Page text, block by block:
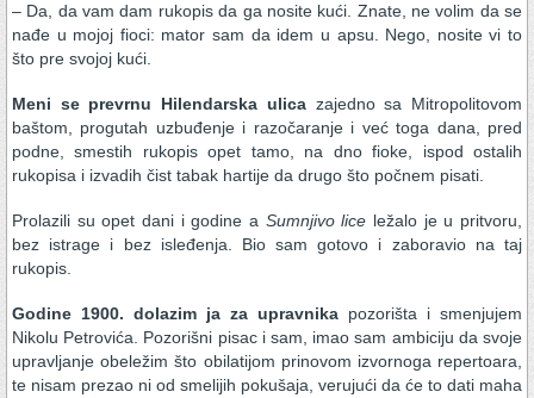
– Da, da vam dam rukopis da ga nosite kući. Znate, ne volim da se
nađe u mojoj fioci: mator sam da idem u apsu. Nego, nosite vi to
što pre svojoj kući.
Meni se prevrnu Hilendarska ulicazajedno sa Mitropolitovom
baštom, progutah uzbuđenje i razočaranje i već toga dana, pred
podne, smestih rukopis opet tamo, na dno fioke, ispod ostalih
rukopisa i izvadih čist tabak hartije da drugo što počnem pisati.
Prolazili su opet dani i godine a Sumnjivo lice ležalo je u pritvoru,
bez istrage i bez isleđenja. Bio sam gotovo i zaboravio na taj
rukopis.
Godine 1900. dolazim ja za upravnika pozorišta i smenjujem
Nikolu Petrovića. Pozorišni pisac i sam, imao sam ambiciju da svoje
upravljanje obeležim što obilatijom prinovom izvornoga repertoara,
te nisam prezao ni od smelijih pokušaja, verujući da će to dati maha